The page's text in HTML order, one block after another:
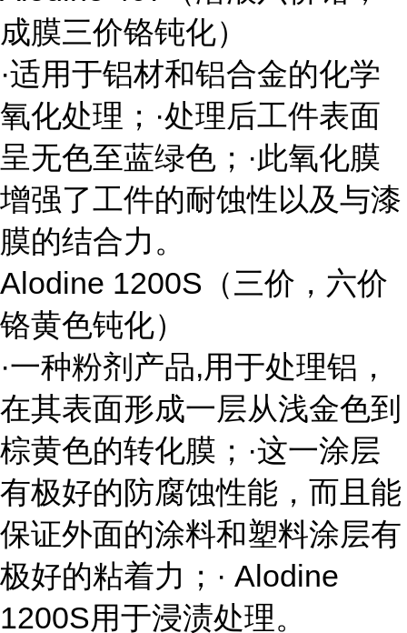
成膜三价铬钝化）
·适用于铝材和铝合金的化学
氧化处理；·处理后工件表面
呈无色至蓝绿色；·此氧化膜
增强了工件的耐蚀性以及与漆
膜的结合力。
Alodine 1200S （三价，六价
铬黄色钝化）
·一种粉剂产品,用于处理铝，
在其表面形成一层从浅金色到
棕黄色的转化膜；·这一涂层
有极好的防腐蚀性能，而且能
保证外面的涂料和塑料涂层有
极好的粘着力；· Alodine
1200S用于浸渍处理。